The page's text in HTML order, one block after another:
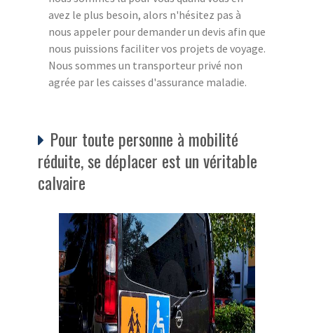
avez le plus besoin, alors n'hésitez pas à
nous appeler pour demander un devis afin que
nous puissions faciliter vos projets de voyage.
Nous sommes un transporteur privé non
agrée par les caisses d'assurance maladie.
Pour toute personne à mobilité
réduite, se déplacer est un véritable
calvaire